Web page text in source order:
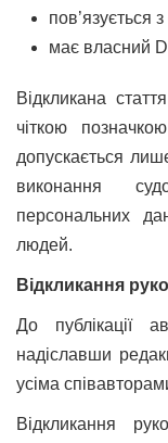
пов’язується
має власний
Відкликана
чіткою
допускається
виконання
персональних
людей.
Відкликання
До публікації
надіславши
усіма
Відкликання